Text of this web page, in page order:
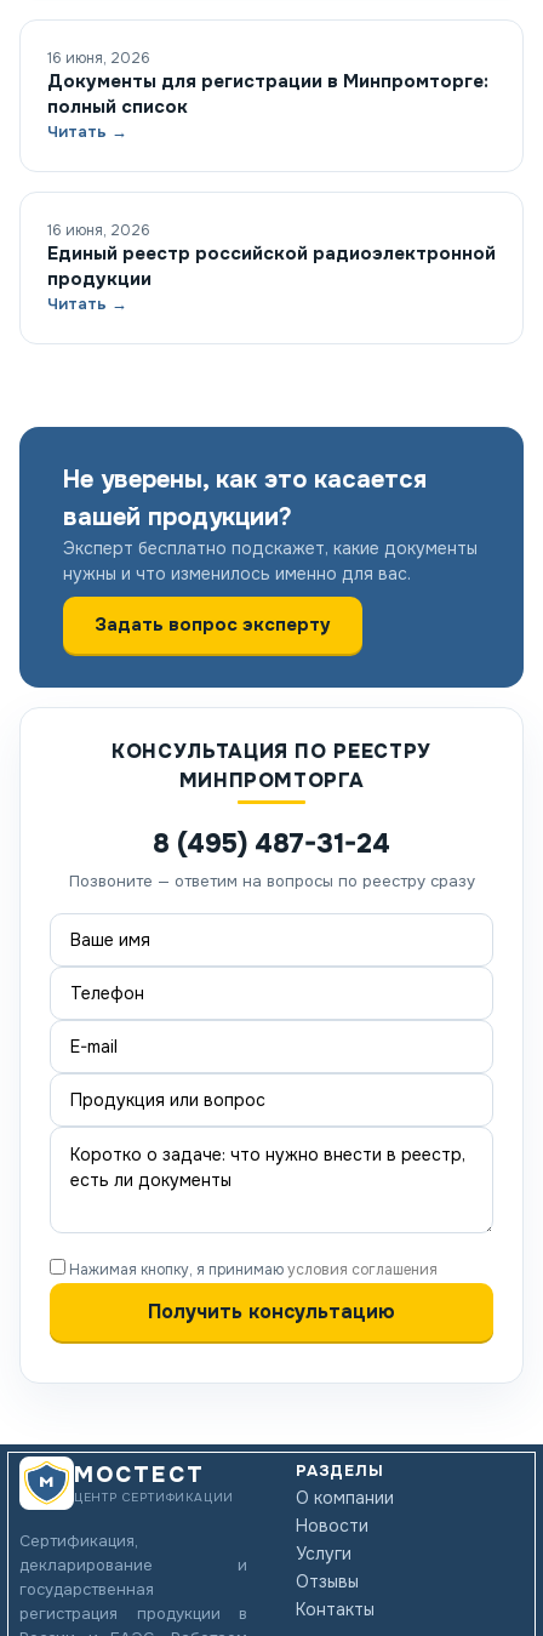
16 июня, 2026
Документы для регистрации в Минпромторге:
полный список
Читать →
16 июня, 2026
Единый реестр российской радиоэлектронной
продукции
Читать →
Не уверены, как это касается
вашей продукции?
Эксперт бесплатно подскажет, какие документы
нужны и что изменилось именно для вас.
Задать вопрос эксперту
КОНСУЛЬТАЦИЯ ПО РЕЕСТРУ
МИНПРОМТОРГА
8 (495) 487-31-24
Позвоните — ответим на вопросы по реестру сразу
Нажимая кнопку, я принимаюусловия соглашения
МОСТЕСТ
ЦЕНТР СЕРТИФИКАЦИИ
Сертификация,
декларирование и
государственная
регистрация продукции в
РАЗДЕЛЫ
О компании
Новости
Услуги
Отзывы
Контакты